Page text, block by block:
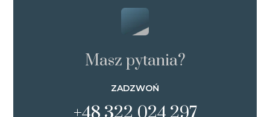
Masz pytania?
ZADZWOŃ